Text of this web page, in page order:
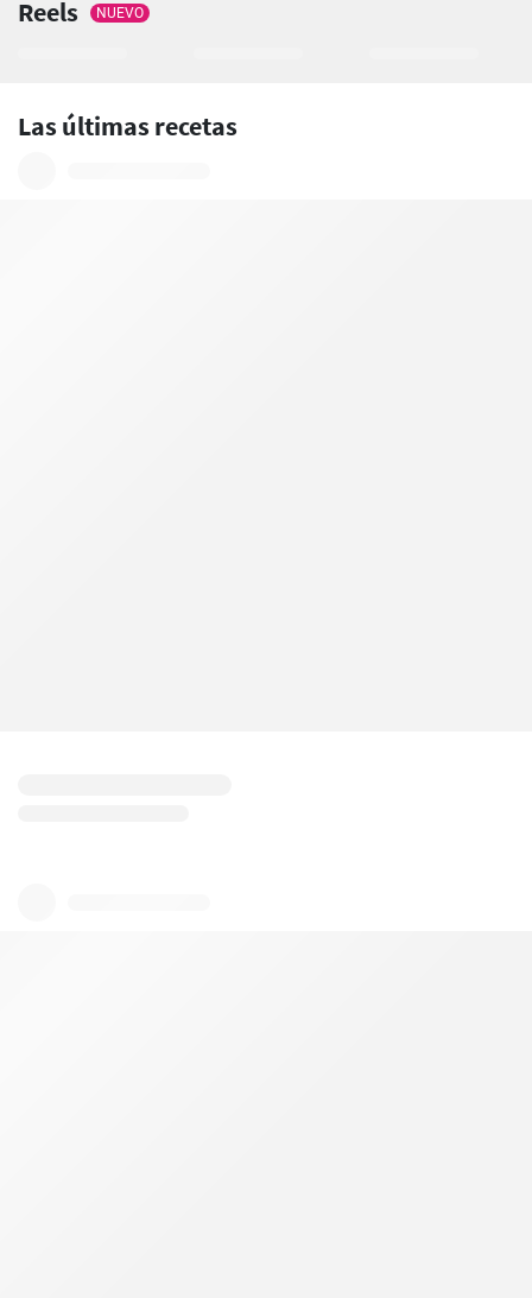
Reels NUEVO
Las últimas recetas